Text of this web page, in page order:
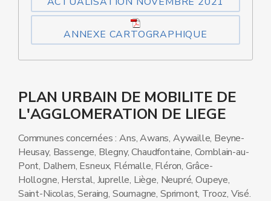
ANNEXE CARTOGRAPHIQUE
PLAN URBAIN DE MOBILITE DE
L'AGGLOMERATION DE LIEGE
Communes concernées : Ans, Awans, Aywaille, Beyne-
Heusay, Bassenge, Blegny, Chaudfontaine, Comblain-au-
Pont, Dalhem, Esneux, Flémalle, Fléron, Grâce-
Hollogne, Herstal, Juprelle, Liège, Neupré, Oupeye,
Saint-Nicolas, Seraing, Soumagne, Sprimont, Trooz, Visé.